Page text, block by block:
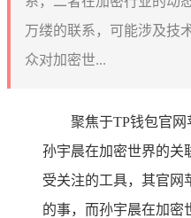
万缕的联系，可能涉及技
众对加密世...
聚焦于TP钱包官
孙宇晨在加密世界的关
受关注的工具，其官网
的事，而孙宇晨在加密